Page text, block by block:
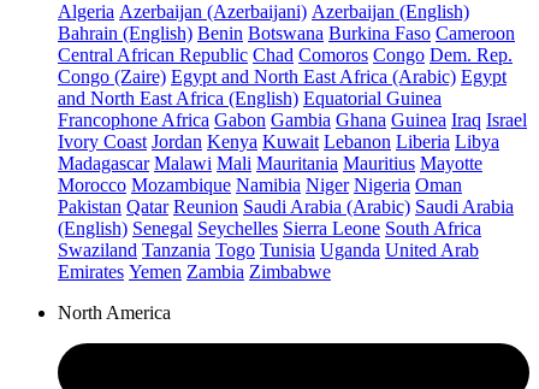
Algeria Azerbaijan (Azerbaijani) Azerbaijan (English)
Bahrain (English) Benin Botswana Burkina Faso Cameroon
Central African Republic Chad Comoros Congo Dem. Rep.
Congo (Zaire) Egypt and North East Africa (Arabic) Egypt
and North East Africa (English) Equatorial Guinea
Francophone Africa Gabon Gambia Ghana Guinea Iraq Israel
Ivory Coast Jordan Kenya Kuwait Lebanon Liberia Libya
Madagascar Malawi Mali Mauritania Mauritius Mayotte
Morocco Mozambique Namibia Niger Nigeria Oman
Pakistan Qatar Reunion Saudi Arabia (Arabic) Saudi Arabia
(English) Senegal Seychelles Sierra Leone South Africa
Swaziland Tanzania Togo Tunisia Uganda United Arab
Emirates Yemen Zambia Zimbabwe
North America